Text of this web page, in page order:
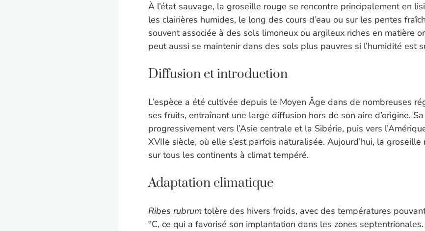
À l’état sauvage, la groseille rouge se rencontre principalement en
les clairières humides, le long des cours d’eau ou sur les pentes
souvent associée à des sols limoneux ou argileux riches en matière
peut aussi se maintenir dans des sols plus pauvres si l’humidité est
Diffusion et introduction
L’espèce a été cultivée depuis le Moyen Âge dans de nombreuses
ses fruits, entraînant une large diffusion hors de son aire d’origine.
progressivement vers l’Asie centrale et la Sibérie, puis vers
XVIIe siècle, où elle s’est parfois naturalisée. Aujourd’hui, la
sur tous les continents à climat tempéré.
Adaptation climatique
Ribes rubrum tolère des hivers froids, avec des températures
°C, ce qui a favorisé son implantation dans les zones